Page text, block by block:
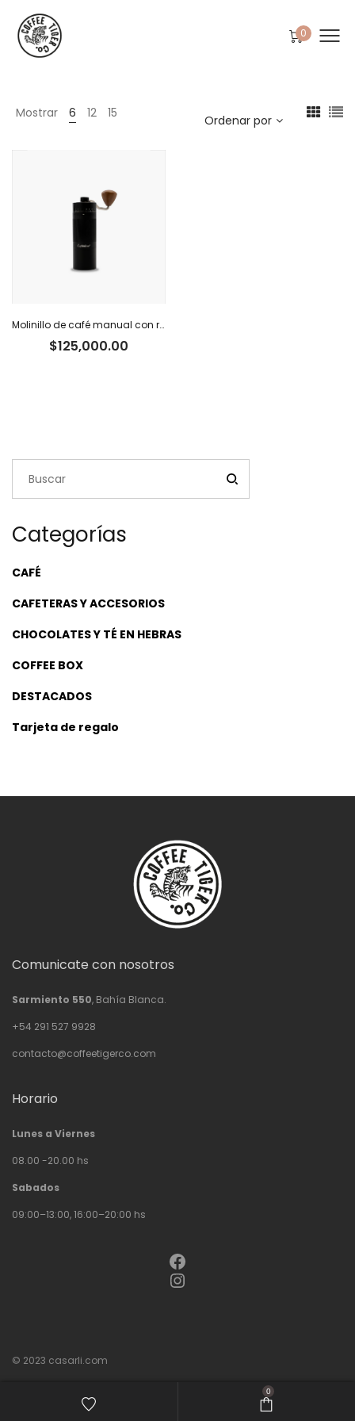
0
Mostrar 6 12 15 Ordenar por
Molinillo de café manual con regulador externo Caffettino
$125,000.00
Categorías
CAFÉ
CAFETERAS Y ACCESORIOS
CHOCOLATES Y TÉ EN HEBRAS
COFFEE BOX
DESTACADOS
Tarjeta de regalo
Comunicate con nosotros
Sarmiento 550, Bahía Blanca.
+54 291 527 9928
contacto@coffeetigerco.com
Horario
Lunes a Viernes
08.00 -20.00 hs
Sabados
09:00–13:00, 16:00–20:00 hs
Facebook
Instagram
© 2023 casarli.com
0